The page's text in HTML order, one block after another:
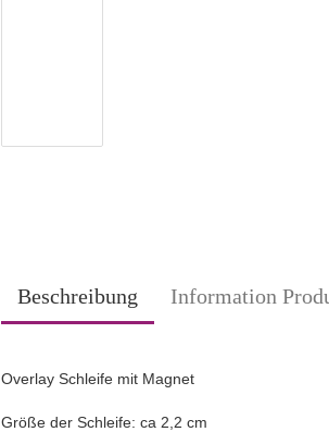
Beschreibung Information
Overlay Schleife mit Magnet
Größe der Schleife: ca 2,2 cm